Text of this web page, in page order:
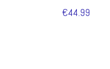
€44.99